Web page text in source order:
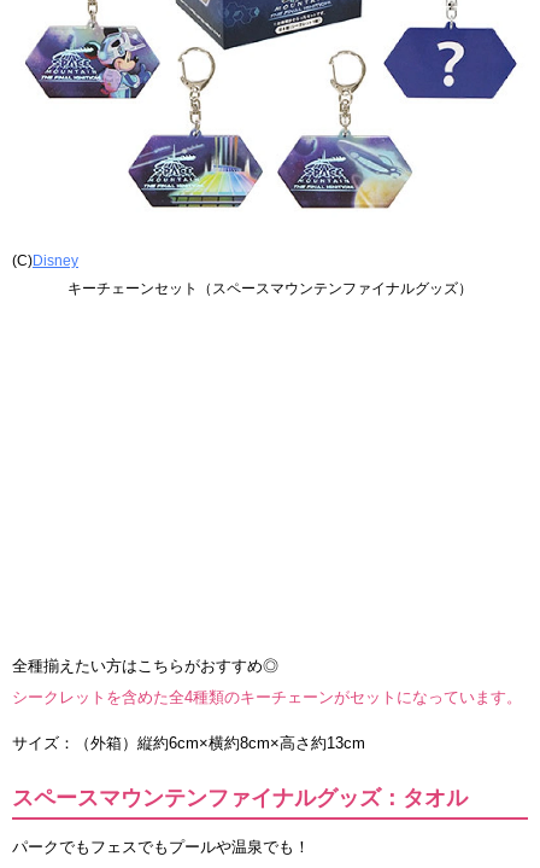
(C)Disney
キーチェーンセット（スペースマウンテンファイナルグッズ）
全種揃えたい方はこちらがおすすめ◎
シークレットを含めた全4種類のキーチェーンがセットになっています。
サイズ：（外箱）縦約6cm×横約8cm×高さ約13cm
スペースマウンテンファイナルグッズ：タオル
パークでもフェスでもプールや温泉でも！